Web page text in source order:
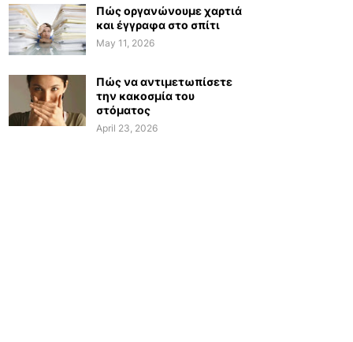
Πώς οργανώνουμε χαρτιά
και έγγραφα στο σπίτι
May 11, 2026
Πώς να αντιμετωπίσετε
την κακοσμία του
στόματος
April 23, 2026